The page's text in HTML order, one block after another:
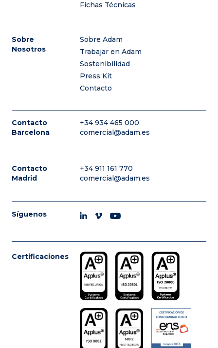
Fichas Técnicas
Sobre
Nosotros
Sobre Adam
Trabajar en Adam
Sostenibilidad
Press Kit
Contacto
Contacto
Barcelona
+34 934 465 000
comercial@adam.es
Contacto
Madrid
+34 911 161 770
comercial@adam.es
Síguenos
Certificaciones